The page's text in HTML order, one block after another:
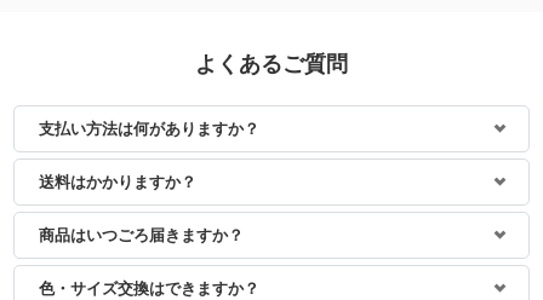
よくあるご質問
支払い方法は何がありますか？
送料はかかりますか？
商品はいつごろ届きますか？
色・サイズ交換はできますか？